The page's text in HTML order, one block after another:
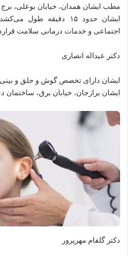
مطب ایشان همدان، خیابان بوعلی،
ایشان حدود ۱۵ دقیقه
اجتماعی و خدمات درمانی سلامت
دکتر عبداله انصاری
ایشان دارای تخصص گوش و حلق و
ایشان برازجان، خیابان برق، ساختمان دی،
دکتر گلفام مهرپرور